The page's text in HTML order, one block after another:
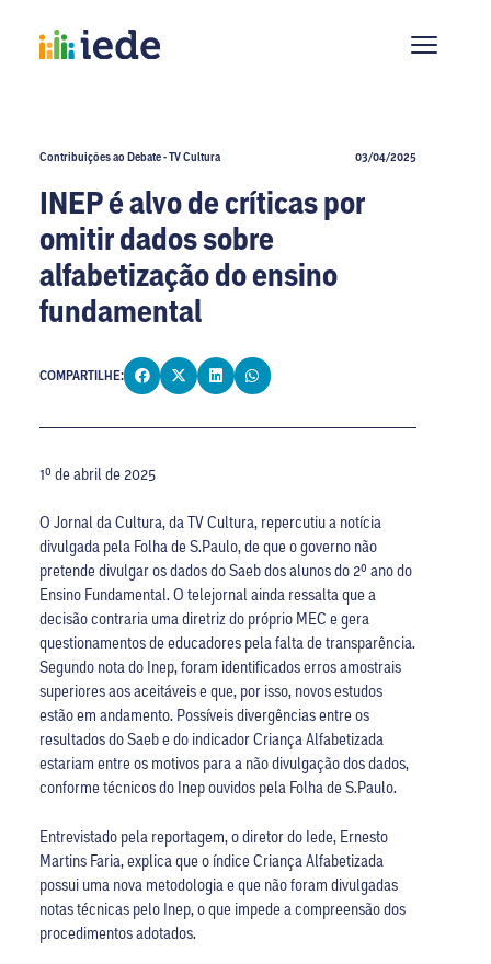
Contribuições ao Debate - TV Cultura 03/04/2025
INEP é alvo de críticas por
omitir dados sobre
alfabetização do ensino
fundamental
COMPARTILHE:
1º de abril de 2025
O Jornal da Cultura, da TV Cultura, repercutiu a notícia
divulgada pela Folha de S.Paulo, de que o governo não
pretende divulgar os dados do Saeb dos alunos do 2º ano do
Ensino Fundamental. O telejornal ainda ressalta que a
decisão contraria uma diretriz do próprio MEC e gera
questionamentos de educadores pela falta de transparência.
Segundo nota do Inep, foram identificados erros amostrais
superiores aos aceitáveis e que, por isso, novos estudos
estão em andamento. Possíveis divergências entre os
resultados do Saeb e do indicador Criança Alfabetizada
estariam entre os motivos para a não divulgação dos dados,
conforme técnicos do Inep ouvidos pela Folha de S.Paulo.
Entrevistado pela reportagem, o diretor do Iede, Ernesto
Martins Faria, explica que o índice Criança Alfabetizada
possui uma nova metodologia e que não foram divulgadas
notas técnicas pelo Inep, o que impede a compreensão dos
procedimentos adotados.